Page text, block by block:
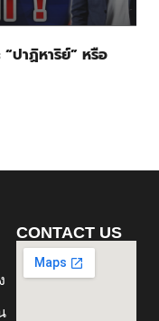
“ปาฏิหาริย์” หรือ
CONTACT US